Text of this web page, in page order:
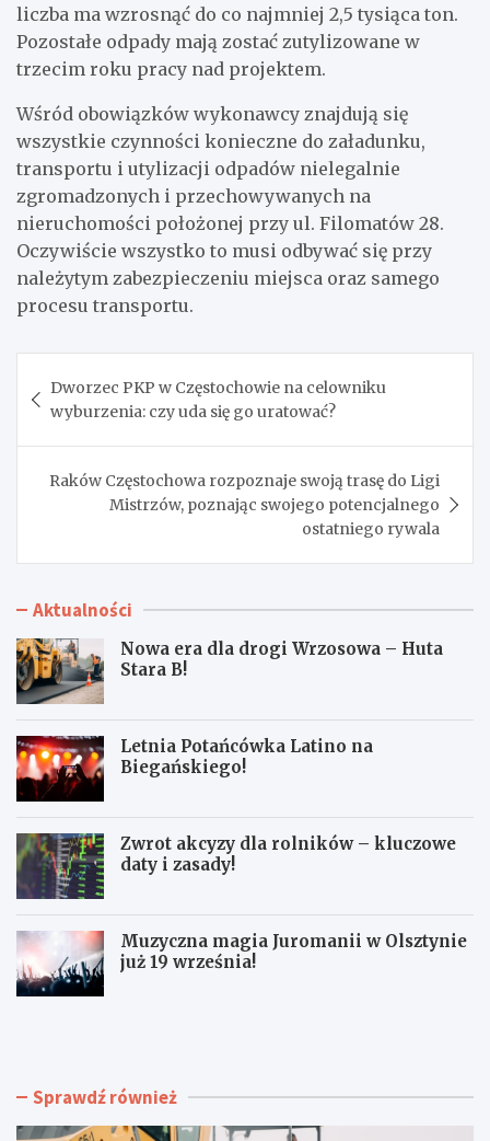
liczba ma wzrosnąć do co najmniej 2,5 tysiąca ton.
Pozostałe odpady mają zostać zutylizowane w
trzecim roku pracy nad projektem.
Wśród obowiązków wykonawcy znajdują się
wszystkie czynności konieczne do załadunku,
transportu i utylizacji odpadów nielegalnie
zgromadzonych i przechowywanych na
nieruchomości położonej przy ul. Filomatów 28.
Oczywiście wszystko to musi odbywać się przy
należytym zabezpieczeniu miejsca oraz samego
procesu transportu.
wpisu
Dworzec PKP w Częstochowie na celowniku
wyburzenia: czy uda się go uratować?
Raków Częstochowa rozpoznaje swoją trasę do Ligi
Mistrzów, poznając swojego potencjalnego
ostatniego rywala
Aktualności
Nowa era dla drogi Wrzosowa – Huta
Stara B!
Letnia Potańcówka Latino na
Biegańskiego!
Zwrot akcyzy dla rolników – kluczowe
daty i zasady!
Muzyczna magia Juromanii w Olsztynie
już 19 września!
N
r
L
a Sprawdź również